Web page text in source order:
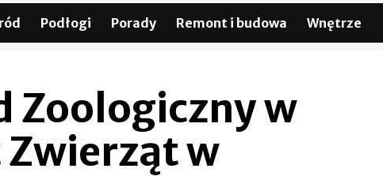
Podłogi Porady Remont i budowa Wnętrze
Zoologiczny w
w